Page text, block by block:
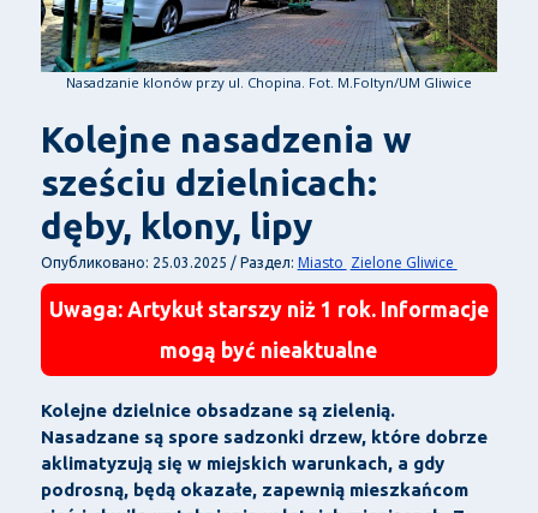
Nasadzanie klonów przy ul. Chopina. Fot. M.Foltyn/UM Gliwice
Kolejne nasadzenia w
sześciu dzielnicach:
dęby, klony, lipy
Опубликовано: 25.03.2025 / Раздел: Miasto Zielone Gliwice
Uwaga: Artykuł starszy niż 1 rok. Informacje
mogą być nieaktualne
Kolejne dzielnice obsadzane są zielenią.
Nasadzane są spore sadzonki drzew, które dobrze
aklimatyzują się w miejskich warunkach, a gdy
podrosną, będą okazałe, zapewnią mieszkańcom